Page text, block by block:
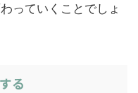
っていくことでしょ
る